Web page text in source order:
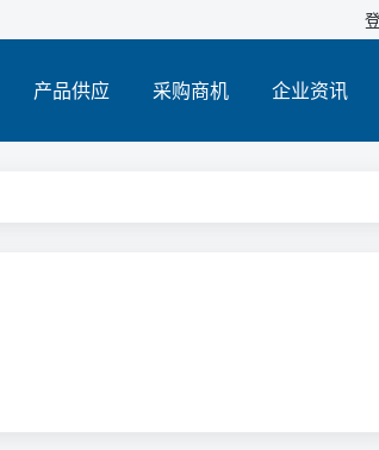
产品供应 采购商机 企业资讯